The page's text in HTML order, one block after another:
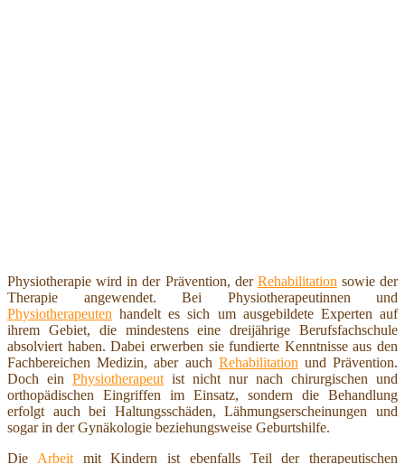
Physiotherapie wird in der Prävention, der Rehabilitation sowie der
Therapie angewendet. Bei Physiotherapeutinnen und
Physiotherapeuten handelt es sich um ausgebildete Experten auf
ihrem Gebiet, die mindestens eine dreijährige Berufsfachschule
absolviert haben. Dabei erwerben sie fundierte Kenntnisse aus den
Fachbereichen Medizin, aber auch Rehabilitation und Prävention.
Doch ein Physiotherapeut ist nicht nur nach chirurgischen und
orthopädischen Eingriffen im Einsatz, sondern die Behandlung
erfolgt auch bei Haltungsschäden, Lähmungserscheinungen und
sogar in der Gynäkologie beziehungsweise Geburtshilfe.
Die Arbeitmit Kindern ist ebenfalls Teil der therapeutischen